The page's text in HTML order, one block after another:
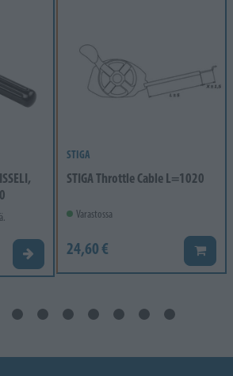
Valitse vaihtoehto
STIGA
STIGA Throttle Cable L=1020
Varastossa
24,60 € Lisää